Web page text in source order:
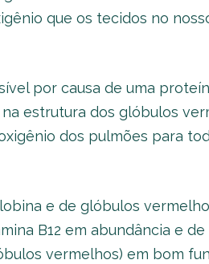
que os tecidos no
por causa de uma
estrutura dos glóbulos
dos pulmões para
e de glóbulos
B12 em abundância e de
vermelhos) em bom